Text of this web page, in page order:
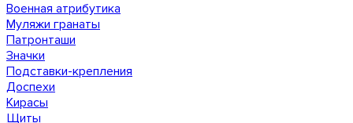
Военная атрибутика
Муляжи гранаты
Патронташи
Значки
Подставки-крепления
Доспехи
Кирасы
Щиты